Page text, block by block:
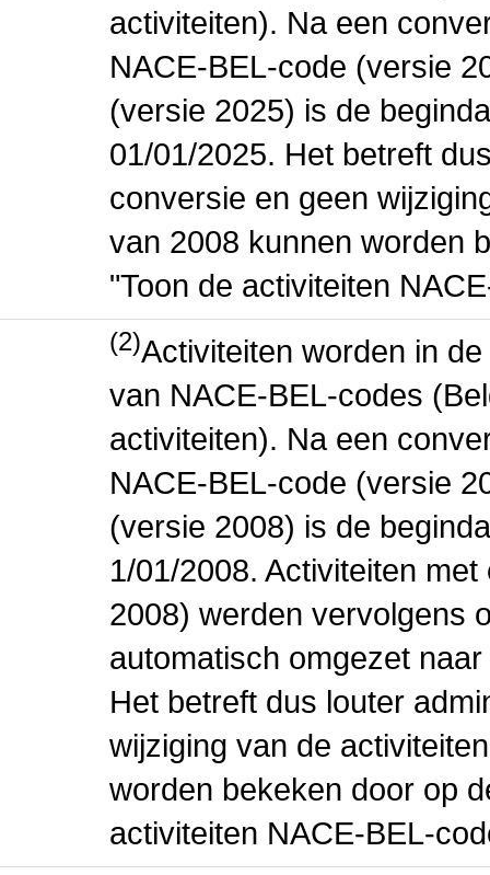
activiteiten). Na een
NACE-BEL-code (versie
(versie 2025) is de
01/01/2025. Het betreft
conversie en geen
van 2008 kunnen worden
"Toon de activiteiten
(2)Activiteiten worden in
van NACE-BEL-codes
activiteiten). Na een
NACE-BEL-code (versie
(versie 2008) is de
1/01/2008. Activiteiten
2008) werden vervolgens
automatisch omgezet
Het betreft dus louter
wijziging van de
worden bekeken door op
activiteiten NACE-BEL-